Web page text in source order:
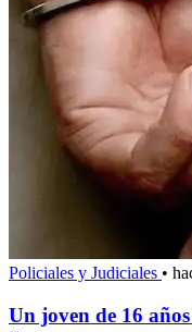
Policiales y Judiciales •
Un joven de 16